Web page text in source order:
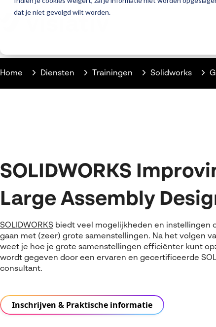
dat je niet gevolgd wilt worden.
Home Diensten Trainingen Solidworks
SOLIDWORKS
Large Assembly
SOLIDWORKS biedt veel mogelijkheden en instellingen
gaan met (zeer) grote samenstellingen. Na het volgen
weet je hoe je grote samenstellingen efficiënter kunt
wordt gegeven door een ervaren en gecertificeerde
consultant.
Inschrijven & Praktische informatie